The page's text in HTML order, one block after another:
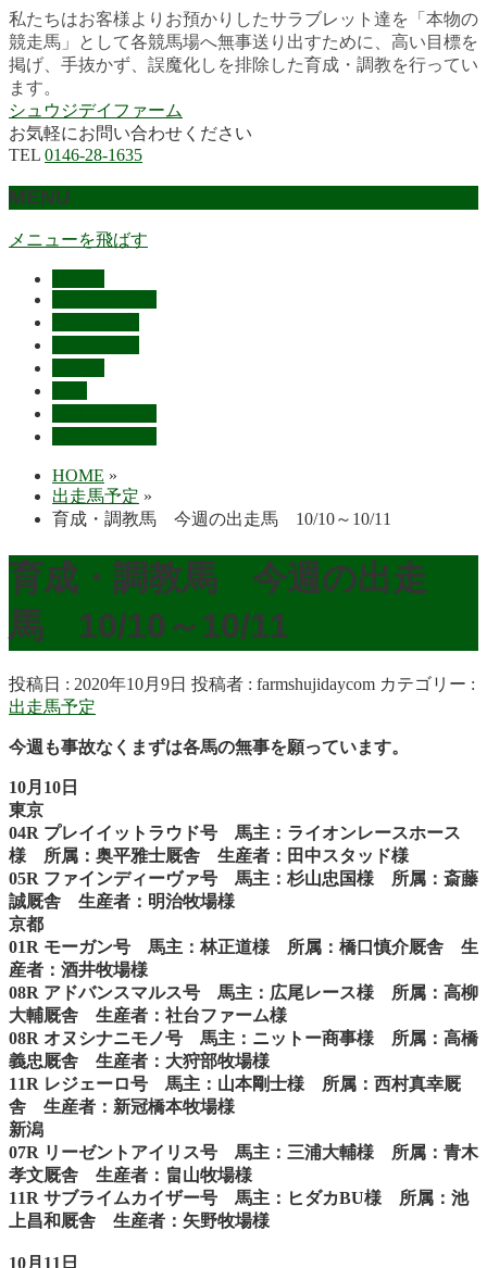
私たちはお客様よりお預かりしたサラブレット達を「本物の
競走馬」として各競馬場へ無事送り出すために、高い目標を
掲げ、手抜かず、誤魔化しを排除した育成・調教を行ってい
ます。
シュウジデイファーム
お気軽にお問い合わせください
TEL 0146-28-1635
MENU
メニューを飛ばす
HOME »
出走馬予定 »
育成・調教馬 今週の出走馬 10/10～10/11
育成・調教馬 今週の出走
馬 10/10～10/11
投稿日 : 2020年10月9日 投稿者 : farmshujidaycom カテゴリー :
出走馬予定
今週も事故なくまずは各馬の無事を願っています。
10月10日
東京
04R プレイイットラウド号 馬主：ライオンレースホース
様 所属：奥平雅士厩舎 生産者：田中スタッド様
05R ファインディーヴァ号 馬主：杉山忠国様 所属：斎藤
誠厩舎 生産者：明治牧場様
京都
01R モーガン号 馬主：林正道様 所属：橋口慎介厩舎 生
産者：酒井牧場様
08R アドバンスマルス号 馬主：広尾レース様 所属：高柳
大輔厩舎 生産者：社台ファーム様
08R オヌシナニモノ号 馬主：ニットー商事様 所属：高橋
義忠厩舎 生産者：大狩部牧場様
11R レジェーロ号 馬主：山本剛士様 所属：西村真幸厩
舎 生産者：新冠橋本牧場様
新潟
07R リーゼントアイリス号 馬主：三浦大輔様 所属：青木
孝文厩舎 生産者：畠山牧場様
11R サブライムカイザー号 馬主：ヒダカBU様 所属：池
上昌和厩舎 生産者：矢野牧場様
10月11日